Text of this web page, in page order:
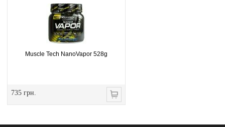
Muscle Tech NanoVapor 528g
735 грн.